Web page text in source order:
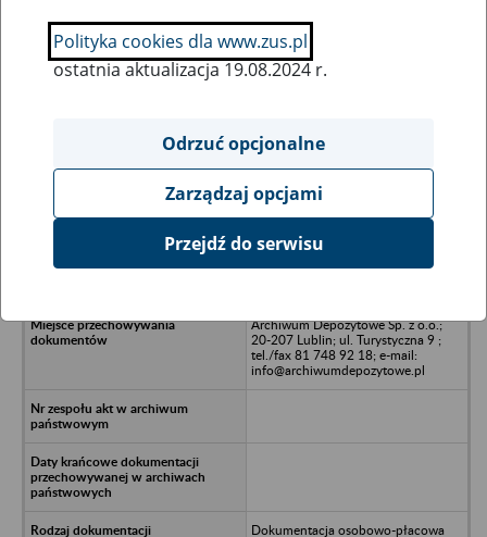
SZUKAJ
Ukryj wszystkie pozycje bazy
DORA Sp. z o.o., ul. Płowiecka 70,
Archiwum Depozytowe Sp. z o.o.;
20-207 Lublin; ul. Turystyczna 9 ;
tel./fax 81 748 92 18; e-mail:
info@archiwumdepozytowe.pl
Dokumentacja osobowo-płacowa
Polityka cookies dla www.zus.pl
ostatnia aktualizacja 19.08.2024 r.
Odrzuć opcjonalne
Zarządzaj opcjami
Przejdź do serwisu